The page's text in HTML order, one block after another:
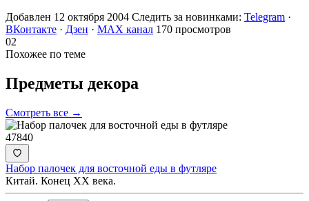
Добавлен 12 октября 2004 Следить за новинками: Telegram ·
ВКонтакте · Дзен · MAX канал 170 просмотров
02
Похожее по теме
Предметы декора
Смотреть все →
47840
Набор палочек для восточной еды в футляре
Китай. Конец ХХ века.